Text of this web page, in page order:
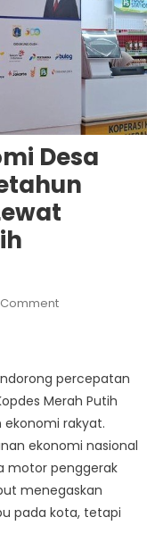
Desa
On
Menguat
Dalam
Setahun
Prabowo-
Gibran
Lewat
Kopdes
percepatan
Merah Putih
rakyat.
ekonomi nasional
motor penggerak
menegaskan
pada kota, tetapi